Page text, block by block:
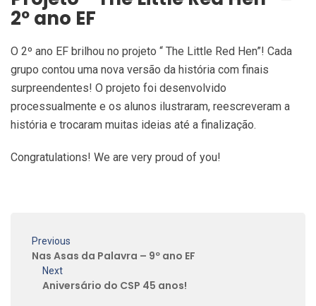
2º ano EF
O 2º ano EF brilhou no projeto “ The Little Red Hen”! Cada
grupo contou uma nova versão da história com finais
surpreendentes! O projeto foi desenvolvido
processualmente e os alunos ilustraram, reescreveram a
história e trocaram muitas ideias até a finalização.
Congratulations! We are very proud of you!
Previous
Nas Asas da Palavra – 9º ano EF
Next
Aniversário do CSP 45 anos!